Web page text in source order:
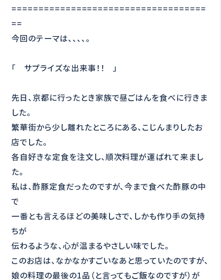
====================================
==
今回のテーマは、、、、。
「 サプライズな出来事！！ 」
先日、京都に行ったとき家族で昼ごはんを食べに行きま
した。
繁華街から少し離れたところにある、こじんまりしたお
店でした。
各自好きな定食を注文し、順次料理が運ばれて来まし
た。
私は、酢豚定食だったのですが、今まで食べた酢豚の中
で
一番とも言えるほどの美味しさで、しかも作り手の気持
ちが
伝わるような、心が温まるやさしい味でした。
このお店は、なかなかすごいなあと思っていたのですが、
娘の料理の最後の1品（と言ってもご飯なのですが）が